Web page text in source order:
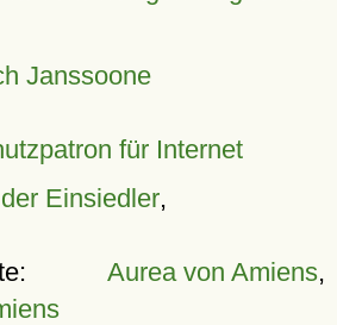
Janssoone
für Internet
Einsiedler,
Aurea von Amiens,